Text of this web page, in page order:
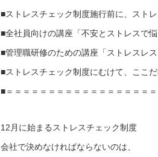
■ストレスチェック制度施行前に、スト
■全社員向けの講座「不安とストレスで悩
■管理職研修のための講座「ストレスレス
■ストレスチェック制度にむけて、ここ
■＝＝＝＝＝＝＝＝＝＝＝＝＝＝＝＝＝
12月に始まるストレスチェック制度
会社で決めなければならないのは、